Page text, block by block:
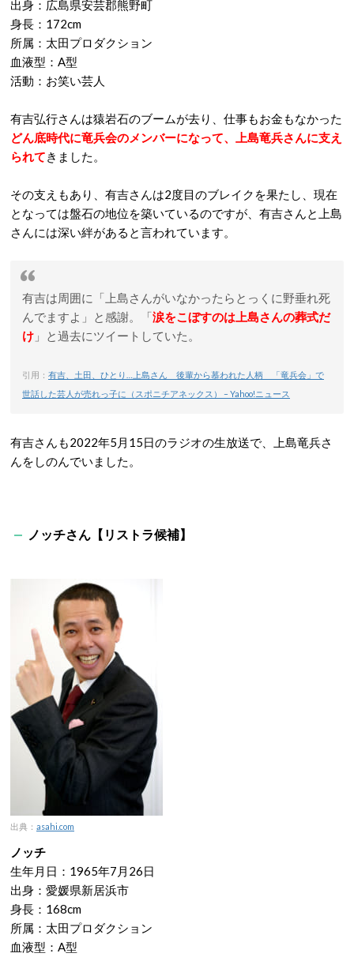
出身：広島県安芸郡熊野町
身長：172cm
所属：太田プロダクション
血液型：A型
活動：お笑い芸人
有吉弘行さんは猿岩石のブームが去り、仕事もお金もなかった
どん底時代に竜兵会のメンバーになって、上島竜兵さんに支え
られて きました。
その支えもあり、有吉さんは2度目のブレイクを果たし、現在
となっては盤石の地位を築いているのですが、有吉さんと上島
さんには深い絆があると言われています。
有吉は周囲に「上島さんがいなかったらとっくに野垂れ死
んでますよ」と感謝。「涙をこぼすのは上島さんの葬式だ
け 」と過去にツイートしていた。
引用： 有吉、土田、ひとり…上島さん 後輩から慕われた人柄 「竜兵会」で
世話した芸人が売れっ子に（スポニチアネックス） – Yahoo!ニュース
有吉さんも2022年5月15日のラジオの生放送で、上島竜兵さ
んをしのんでいました。
ノッチさん【リストラ候補】
出典： asahi.com
ノッチ
生年月日：1965年7月26日
出身：愛媛県新居浜市
身長：168cm
所属：太田プロダクション
血液型：A型